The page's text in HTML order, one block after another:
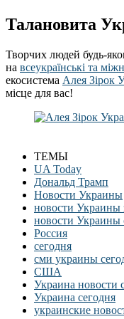
Талановита
Творчих людей будь-
на всеукраїнські та
екосистема Алея Зірок
місце для вас!
ТЕМЫ
UA Today
Дональд Трамп
Новости Украины
новости Украины
новости Украины
Россия
сегодня
сми украины
США
Украина новости
Украина сегодня
украинские